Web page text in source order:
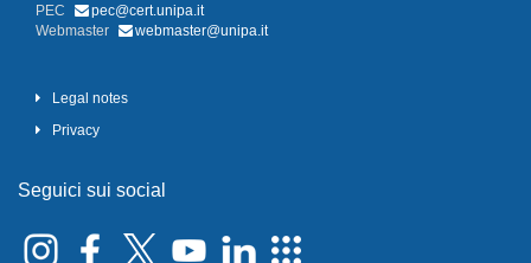
PEC
pec@cert.unipa.it
Webmaster
webmaster@unipa.it
Legal notes
Privacy
Seguici sui social